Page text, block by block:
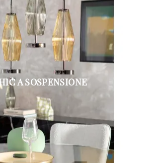
A SOSPENSIONE